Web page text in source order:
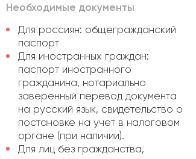
Необходимые документы
Для россиян: общегражданский
паспорт
Для иностранных граждан:
паспорт иностранного
гражданина, нотариально
заверенный перевод документа
на русский язык, свидетельство о
постановке на учет в налоговом
органе (при наличии).
Для лиц без гражданства,